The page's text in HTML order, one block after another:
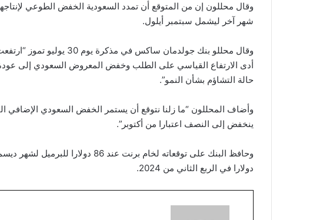
وقال محللون إن من المتوقع أن تمدد السعودية الخفض الطوعي
شهر آخر ليشمل سبتمبر أيلول.
أدى الارتفاع القياسي على الطلب وخفض المعروض السعودي إلى
حالة التشاؤم بشأن النمو”.
وأضاف المحللون “ما زلنا نتوقع أن يستمر الخفض السعودي الإضافي
ينخفض إلى النصف اعتبارا من أكتوبر”.
دولارا في الربع الثاني من 2024.